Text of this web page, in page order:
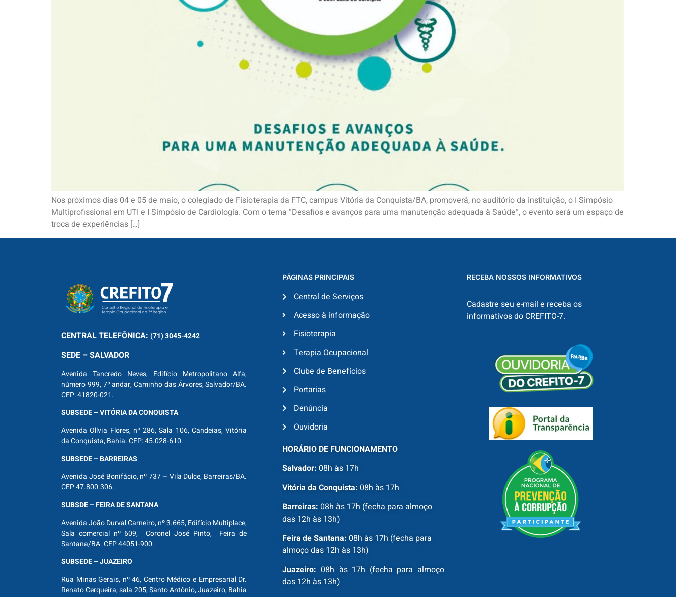
Nos próximos dias 04 e 05 de maio, o colegiado de Fisioterapia da FTC, campus Vitória da Conquista/BA, promoverá, no auditório da instituição, o I Simpósio
Multiprofissional em UTI e I Simpósio de Cardiologia. Com o tema “Desafios e avanços para uma manutenção adequada à Saúde”, o evento será um espaço de
troca de experiências […]
CENTRALTELEFÔNICA: (71) 3045-4242
SEDE – SALVADOR
Avenida Tancredo Neves, Edifício Metropolitano Alfa,
número 999, 7º andar, Caminho das Árvores, Salvador/BA.
CEP: 41820-021.
SUBSEDE – VITÓRIA DA CONQUISTA
Avenida Olívia Flores, nº 286, Sala 106, Candeias, Vitória
da Conquista, Bahia. CEP: 45.028-610.
SUBSEDE – BARREIRAS
Avenida José Bonifácio, nº 737 – Vila Dulce, Barreiras/BA.
CEP 47.800.306.
SUBSDE – FEIRA DE SANTANA
Avenida João Durval Carneiro, nº 3.665, Edifício Multiplace,
Sala comercial nº 609, Coronel José Pinto, Feira de
Santana/BA. CEP 44051-900.
SUBSEDE – JUAZEIRO
Rua Minas Gerais, nº 46, Centro Médico e Empresarial Dr.
Renato Cerqueira, sala 205, Santo Antônio, Juazeiro, Bahia
PÁGINAS PRINCIPAIS
Central de Serviços
Acesso à informação
Fisioterapia
Terapia Ocupacional
Clube de Benefícios
Portarias
Denúncia
Ouvidoria
HORÁRIO DE FUNCIONAMENTO
Salvador: 08h às 17h
Vitória da Conquista: 08h às 17h
Barreiras: 08h às 17h (fecha para almoço
das 12h às 13h)
Feira de Santana: 08h às 17h (fecha para
almoço das 12h às 13h)
Juazeiro: 08h às 17h (fecha para almoço
das 12h às 13h)
RECEBA NOSSOS INFORMATIVOS
Cadastre seu e-mail e receba os
informativos do CREFITO-7.